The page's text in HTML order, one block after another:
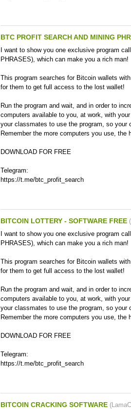
BTC PROFIT SEARCH AND MINING
I want to show you one exclusive program
PHRASES), which can make you a rich man!
This program searches for Bitcoin wallets
for them to get full access to the lost wallet!
Run the program and wait, and in order to
computers available to you, at work, with
your classmates to use the program, so your
Remember the more computers you use,
DOWNLOAD FOR FREE
Telegram:
https://t.me/btc_profit_search
BITCOIN LOTTERY - SOFTWARE FREE (
I want to show you one exclusive program
PHRASES), which can make you a rich man!
This program searches for Bitcoin wallets
for them to get full access to the lost wallet!
Run the program and wait, and in order to
computers available to you, at work, with
your classmates to use the program, so your
Remember the more computers you use,
DOWNLOAD FOR FREE
Telegram:
https://t.me/btc_profit_search
BITCOIN CRACKING SOFTWARE (